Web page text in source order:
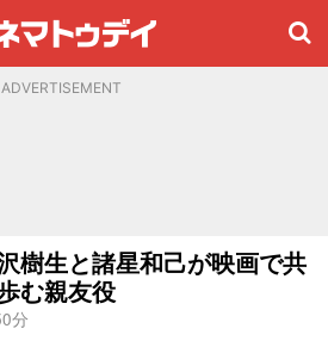
ADVERTISEMENT
樹生と諸星和己が映画で共
む親友役
分